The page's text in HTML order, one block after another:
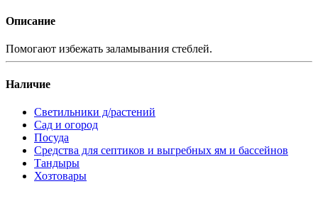
Описание
Помогают избежать заламывания стеблей.
Наличие
Светильники д/растений
Сад и огород
Посуда
Средства для септиков и выгребных ям и бассейнов
Тандыры
Хозтовары